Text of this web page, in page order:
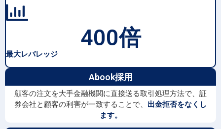
400倍
最大レバレッジ
Abook採用
顧客の注文を大手金融機関に直接送る取引処理方法で、証
券会社と顧客の利害が一致することで、 出金拒否をなくし
ます。